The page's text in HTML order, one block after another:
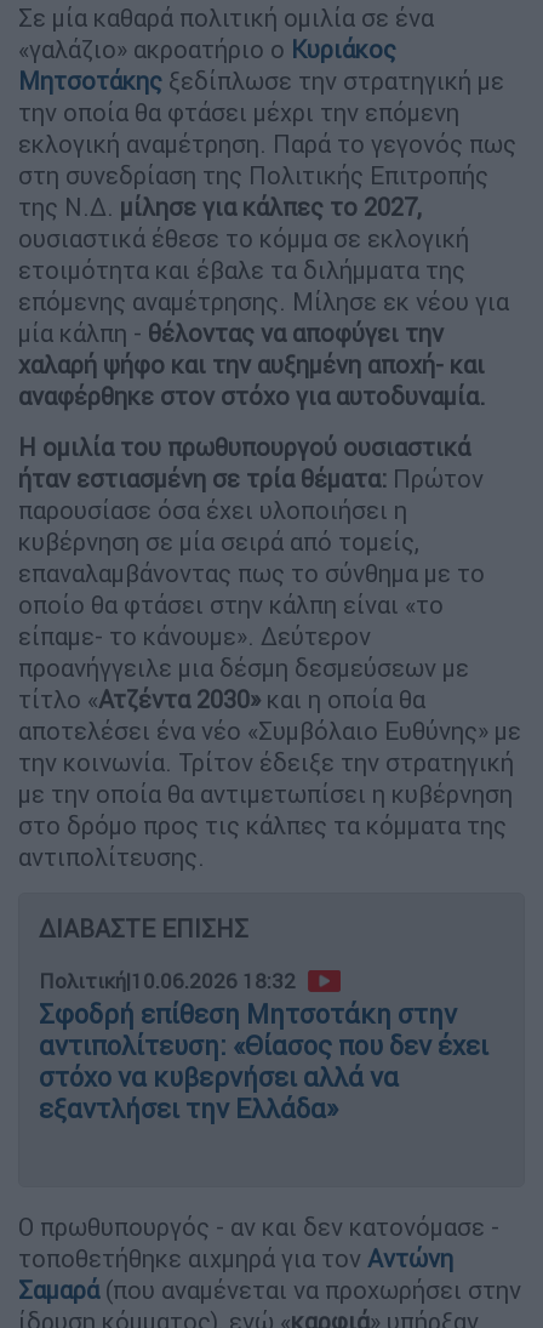
Σε μία καθαρά πολιτική ομιλία σε ένα
«γαλάζιο» ακροατήριο ο Κυριάκος
Μητσοτάκης ξεδίπλωσε την στρατηγική με
την οποία θα φτάσει μέχρι την επόμενη
εκλογική αναμέτρηση. Παρά το γεγονός πως
στη συνεδρίαση της Πολιτικής Επιτροπής
της Ν.Δ. μίλησε για κάλπες το 2027,
ουσιαστικά έθεσε το κόμμα σε εκλογική
ετοιμότητα και έβαλε τα διλήμματα της
επόμενης αναμέτρησης. Μίλησε εκ νέου για
μία κάλπη - θέλοντας να αποφύγει την
χαλαρή ψήφο και την αυξημένη αποχή- και
αναφέρθηκε στον στόχο για αυτοδυναμία.
Η ομιλία του πρωθυπουργού ουσιαστικά
ήταν εστιασμένη σε τρία θέματα: Πρώτον
παρουσίασε όσα έχει υλοποιήσει η
κυβέρνηση σε μία σειρά από τομείς,
επαναλαμβάνοντας πως το σύνθημα με το
οποίο θα φτάσει στην κάλπη είναι «το
είπαμε- το κάνουμε». Δεύτερον
προανήγγειλε μια δέσμη δεσμεύσεων με
τίτλο «Ατζέντα 2030» και η οποία θα
αποτελέσει ένα νέο «Συμβόλαιο Ευθύνης» με
την κοινωνία. Τρίτον έδειξε την στρατηγική
με την οποία θα αντιμετωπίσει η κυβέρνηση
στο δρόμο προς τις κάλπες τα κόμματα της
αντιπολίτευσης.
ΔΙΑΒΑΣΤΕ ΕΠΙΣΗΣ
Πολιτική|10.06.2026 18:32
Σφοδρή επίθεση Μητσοτάκη στην
αντιπολίτευση: «Θίασος που δεν έχει
στόχο να κυβερνήσει αλλά να
εξαντλήσει την Ελλάδα»
Ο πρωθυπουργός - αν και δεν κατονόμασε -
τοποθετήθηκε αιχμηρά για τον Αντώνη
Σαμαρά(που αναμένεται να προχωρήσει στην
ίδρυση κόμματος), ενώ «καρφιά» υπήρξαν